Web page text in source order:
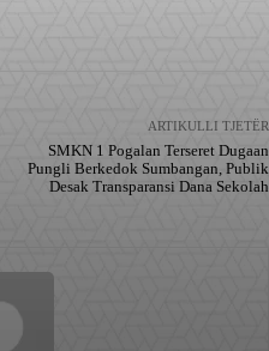
ARTIKULLI TJETËR
SMKN 1 Pogalan Terseret Dugaan
Pungli Berkedok Sumbangan, Publik
Desak Transparansi Dana Sekolah